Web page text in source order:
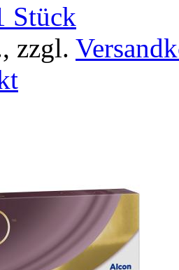
Stück
zzgl.